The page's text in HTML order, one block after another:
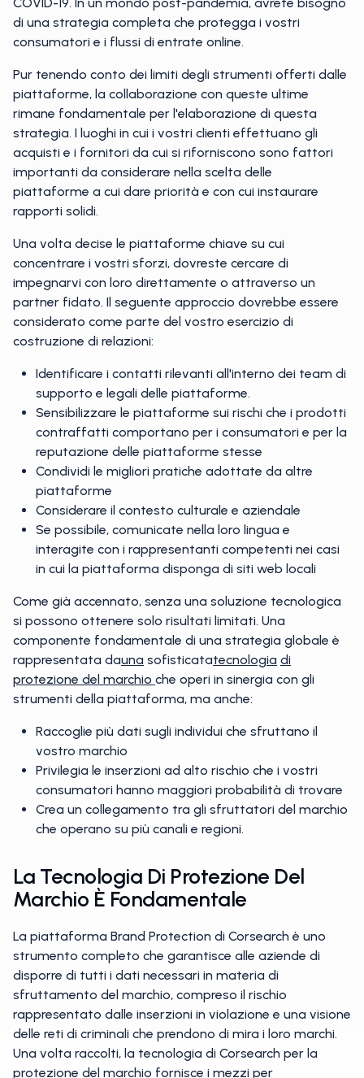
di una strategia completa che protegga i vostri
consumatori e i flussi di entrate online.
Pur tenendo conto dei limiti degli strumenti offerti dalle
piattaforme, la collaborazione con queste ultime
rimane fondamentale per l'elaborazione di questa
strategia. I luoghi in cui i vostri clienti effettuano gli
acquisti e i fornitori da cui si riforniscono sono fattori
importanti da considerare nella scelta delle
piattaforme a cui dare priorità e con cui instaurare
rapporti solidi.
Una volta decise le piattaforme chiave su cui
concentrare i vostri sforzi, dovreste cercare di
impegnarvi con loro direttamente o attraverso un
partner fidato. Il seguente approccio dovrebbe essere
considerato come parte del vostro esercizio di
costruzione di relazioni:
Identificare i contatti rilevanti all'interno dei team di
supporto e legali delle piattaforme.
Sensibilizzare le piattaforme sui rischi che i prodotti
contraffatti comportano per i consumatori e per la
reputazione delle piattaforme stesse
Condividi le migliori pratiche adottate da altre
piattaforme
Considerare il contesto culturale e aziendale
Se possibile, comunicate nella loro lingua e
interagite con i rappresentanti competenti nei casi
in cui la piattaforma disponga di siti web locali
Come già accennato, senza una soluzione tecnologica
si possono ottenere solo risultati limitati. Una
componente fondamentale di una strategia globale è
rappresentata dauna sofisticatatecnologia di
protezione del marchio che operi in sinergia con gli
strumenti della piattaforma, ma anche:
Raccoglie più dati sugli individui che sfruttano il
vostro marchio
Privilegia le inserzioni ad alto rischio che i vostri
consumatori hanno maggiori probabilità di trovare
Crea un collegamento tra gli sfruttatori del marchio
che operano su più canali e regioni.
La Tecnologia Di Protezione Del
Marchio È Fondamentale
La piattaforma Brand Protection di Corsearch è uno
strumento completo che garantisce alle aziende di
disporre di tutti i dati necessari in materia di
sfruttamento del marchio, compreso il rischio
rappresentato dalle inserzioni in violazione e una visione
delle reti di criminali che prendono di mira i loro marchi.
Una volta raccolti, la tecnologia di Corsearch per la
protezione del marchio fornisce i mezzi per